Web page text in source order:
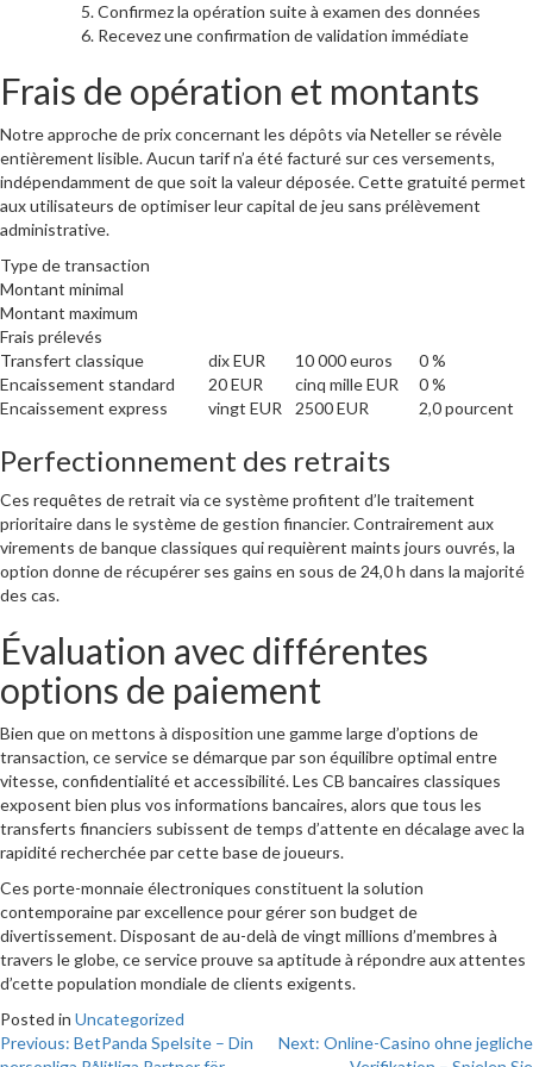
Confirmez la opération suite à examen des données
Recevez une confirmation de validation immédiate
Frais de opération et montants
Notre approche de prix concernant les dépôts via Neteller se révèle
entièrement lisible. Aucun tarif n’a été facturé sur ces versements,
indépendamment de que soit la valeur déposée. Cette gratuité permet
aux utilisateurs de optimiser leur capital de jeu sans prélèvement
administrative.
Type de transaction
Montant minimal
Montant maximum
Frais prélevés
Transfert classique
dix EUR 10 000 euros
0 %
Encaissement standard
20 EUR cinq mille EUR
0 %
Encaissement express
vingt EUR 2500 EUR 2,0 pourcent
Perfectionnement des retraits
Ces requêtes de retrait via ce système profitent d’le traitement
prioritaire dans le système de gestion financier. Contrairement aux
virements de banque classiques qui requièrent maints jours ouvrés, la
option donne de récupérer ses gains en sous de 24,0 h dans la majorité
des cas.
Évaluation avec différentes
options de paiement
Bien que on mettons à disposition une gamme large d’options de
transaction, ce service se démarque par son équilibre optimal entre
vitesse, confidentialité et accessibilité. Les CB bancaires classiques
exposent bien plus vos informations bancaires, alors que tous les
transferts financiers subissent de temps d’attente en décalage avec la
rapidité recherchée par cette base de joueurs.
Ces porte-monnaie électroniques constituent la solution
contemporaine par excellence pour gérer son budget de
divertissement. Disposant de au-delà de vingt millions d’membres à
travers le globe, ce service prouve sa aptitude à répondre aux attentes
d’cette population mondiale de clients exigents.
Posted in Uncategorized
Post
Previous: BetPanda Spelsite – Din
Next: Online-Casino ohne jegliche